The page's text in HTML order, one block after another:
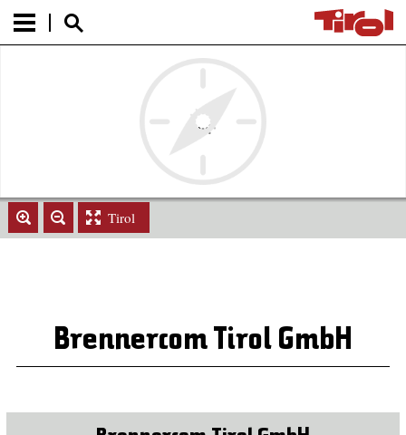
Tirol
Brennercom Tirol GmbH